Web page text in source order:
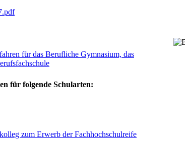
für das Berufliche Gymnasium, das
für folgende Schularten:
zum Erwerb der Fachhochschulreife